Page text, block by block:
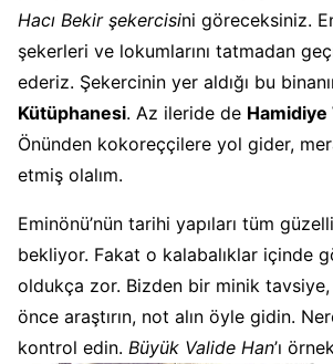
Hacı Bekir şekercisini göreceksiniz.
şekerleri ve lokumlarını tatmadan
ederiz. Şekercinin yer aldığı bu
Kütüphanesi. Az ileride de
Önünden kokoreççilere yol gider,
etmiş olalım.
Eminönü’nün tarihi yapıları tüm
bekliyor. Fakat o kalabalıklar içinde
oldukça zor. Bizden bir minik
önce araştırın, not alın öyle gidin.
kontrol edin. Büyük Valide Han’ı